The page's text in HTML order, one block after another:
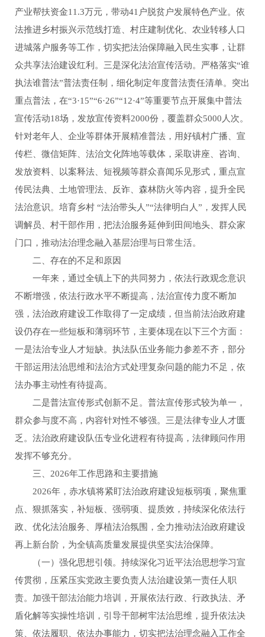
产业帮扶资金11.3万元，带动41户脱贫户发展特色产业。依
法推进乡村振兴示范线打造、村庄建制优化、农业转移人口
进城落户服务等工作，切实把法治保障融入民生实事，让群
众共享法治建设红利。三是深化法治宣传活动。严格落实“谁
执法谁普法”普法责任制，细化制定年度普法责任清单。突出
重点普法‌，在“3·15”“6·26”“12·4”等重要节点开展集中普法
宣传活动18场，发放宣传资料2000份，覆盖群众5000人次。
针对老年人、企业等群体开展精准普法，用好镇村广播、宣
传栏、微信矩阵、法治文化阵地等载体，采取讲座、咨询、
发放资料、以案释法、短视频等群众喜闻乐见形式，重点宣
传民法典、土地管理法、反诈、森林防火等内容，提升全民
法治意识。培育乡村 “法治带头人”“法律明白人”，发挥人民
调解员、村干部作用，把法治服务延伸到田间地头、群众家
门口，推动法治理念融入基层治理与日常生活。
二、存在的不足和原因
一年来，通过全镇上下的共同努力，依法行政观念意识
不断增强，依法行政水平不断提高，法治宣传力度不断加
强，法治政府建设工作取得了一定成绩，但当前法治政府建
设仍存在一些短板和薄弱环节，主要体现在以下三个方面：
一是法治专业人才短缺。执法队伍业务能力参差不齐，部分
干部运用法治思维和法治方式处理复杂问题的能力不足，依
法办事主动性有待提高。
二是普法宣传形式创新不足。普法宣传形式较为单一，
群众参与度不高，内容针对性不够强。三是法律专业人才匮
乏。法治政府建设队伍专业化进程有待提高，法律顾问作用
发挥不够充分。
三、2026年工作思路和主要措施
2026年，赤水镇将紧盯法治政府建设短板弱项，聚焦重
点、狠抓落实，补短板、强弱项、提质效，持续深化依法行
政、优化法治服务、厚植法治氛围，全力推动法治政府建设
再上新台阶，为全镇高质量发展提供坚实法治保障。
（一）强化思想引领。持续深化习近平法治思想学习宣
传贯彻，压紧压实党政主要负责人法治建设第一责任人职
责。加强干部法治能力培训，开展依法行政、行政执法、矛
盾化解等实操性培训，引导干部树牢法治思维，提升依法决
策、依法履职、依法办事能力，切实把法治理念融入工作全